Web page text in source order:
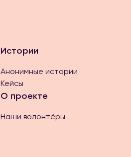
Истории
Анонимные истории
Кейсы
О проекте
Наши волонтёры